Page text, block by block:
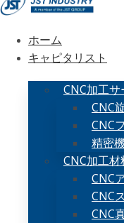
ホーム
キャピタリスト
CNC加工サ
CNC
CNC
精密
CNC加工材
CNC
CNC
CNC